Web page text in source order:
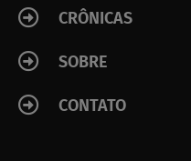
CRÔNICAS
SOBRE
CONTATO